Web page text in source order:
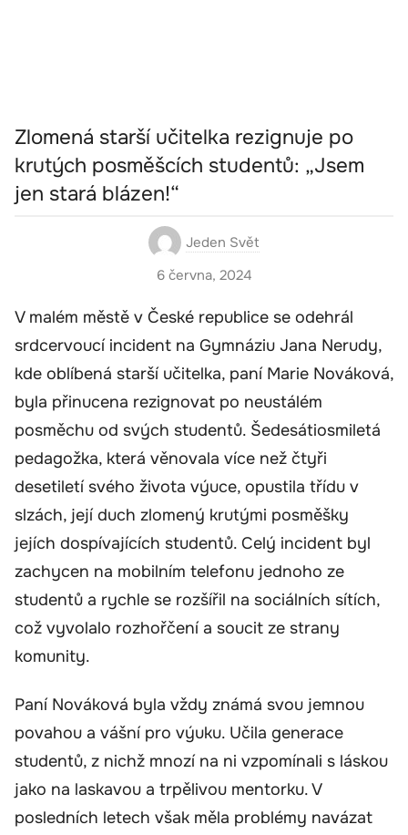
Zlomená starší učitelka rezignuje po
krutých posměšcích studentů: „Jsem
jen stará blázen!“
Jeden Svět
6 června, 2024
V malém městě v České republice se odehrál
srdcervoucí incident na Gymnáziu Jana Nerudy,
kde oblíbená starší učitelka, paní Marie Nováková,
byla přinucena rezignovat po neustálém
posměchu od svých studentů. Šedesátiosmiletá
pedagožka, která věnovala více než čtyři
desetiletí svého života výuce, opustila třídu v
slzách, její duch zlomený krutými posměšky
jejích dospívajících studentů. Celý incident byl
zachycen na mobilním telefonu jednoho ze
studentů a rychle se rozšířil na sociálních sítích,
což vyvolalo rozhořčení a soucit ze strany
komunity.
Paní Nováková byla vždy známá svou jemnou
povahou a vášní pro výuku. Učila generace
studentů, z nichž mnozí na ni vzpomínali s láskou
jako na laskavou a trpělivou mentorku. V
posledních letech však měla problémy navázat